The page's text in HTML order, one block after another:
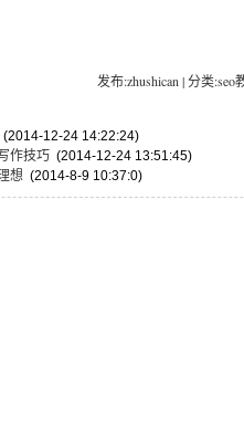
发布:zhushican | 分类
(2014-12-24 14:22:24)
作技巧 (2014-12-24 13:51:45)
想 (2014-8-9 10:37:0)